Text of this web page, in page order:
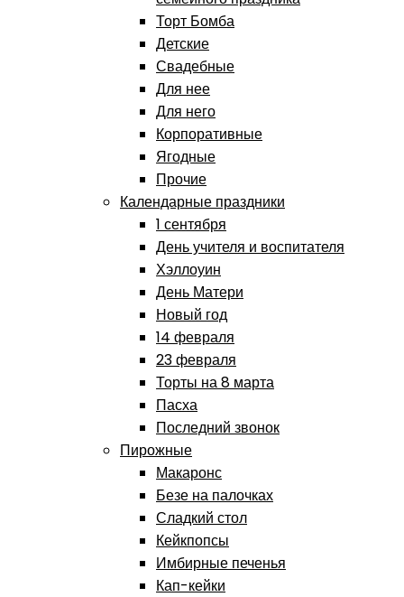
Торт Бомба
Детские
Свадебные
Для нее
Для него
Корпоративные
Ягодные
Прочие
Календарные праздники
1 сентября
День учителя и воспитателя
Хэллоуин
День Матери
Новый год
14 февраля
23 февраля
Торты на 8 марта
Пасха
Последний звонок
Пирожные
Макаронс
Безе на палочках
Сладкий стол
Кейкпопсы
Имбирные печенья
Кап-кейки